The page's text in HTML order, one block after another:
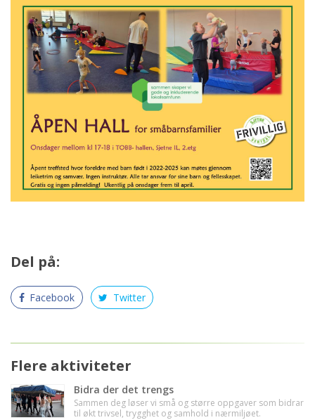
Del på:
Facebook Twitter
Flere aktiviteter
Bidra der det trengs
Sammen deg løser vi små og større oppgaver som bidrar
til økt trivsel, trygghet og samhold i nærmiljøet.